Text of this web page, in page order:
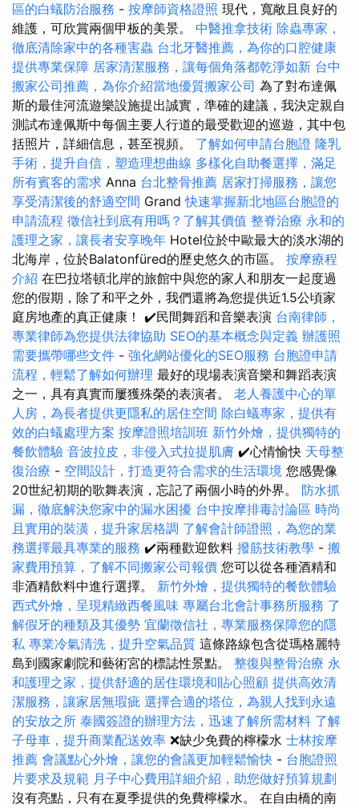
區的白蟻防治服務 - 按摩師資格證照 現代，寬敞且良好的
維護，可欣賞兩個甲板的美景。 中醫推拿技術 除蟲專家，
徹底清除家中的各種害蟲 台北牙醫推薦，為你的口腔健康
提供專業保障 居家清潔服務，讓每個角落都乾淨如新 台中
搬家公司推薦，為你介紹當地優質搬家公司 為了對布達佩
斯的最佳河流遊樂設施提出誠實，準確的建議，我決定親自
測試布達佩斯中每個主要人行道的最受歡迎的巡遊，其中包
括照片，詳細信息，甚至視頻。 了解如何申請台胞證 隆乳
手術，提升自信，塑造理想曲線 多樣化自助餐選擇，滿足
所有賓客的需求 Anna 台北整骨推薦 居家打掃服務，讓您
享受清潔後的舒適空間 Grand快速掌握新北地區台胞證的
申請流程 徵信社到底有用嗎？了解其價值 整脊治療 永和的
護理之家，讓長者安享晚年 Hotel位於中歐最大的淡水湖的
北海岸，位於Balatonfüred的歷史悠久的市區。 按摩療程
介紹 在巴拉塔頓北岸的旅館中與您的家人和朋友一起度過
您的假期，除了和平之外，我們還將為您提供近1.5公頃家
庭房地產的真正健康！ ✔️民間舞蹈和音樂表演 台南律師，
專業律師為您提供法律協助 SEO的基本概念與定義 辦護照
需要攜帶哪些文件 - 強化網站優化的SEO服務 台胞證申請
流程，輕鬆了解如何辦理 最好的現場表演音樂和舞蹈表演
之一，具有真實而屢獲殊榮的表演者。 老人養護中心的單
人房，為長者提供更隱私的居住空間 除白蟻專家，提供有
效的白蟻處理方案 按摩證照培訓班 新竹外燴，提供獨特的
餐飲體驗 音波拉皮，非侵入式拉提肌膚 ✔️心情愉快 天母整
復治療 - 空間設計，打造更符合需求的生活環境 您感覺像
20世紀初期的歌舞表演，忘記了兩個小時的外界。 防水抓
漏，徹底解決您家中的漏水困擾 台中按摩排毒討論區 時尚
且實用的裝潢，提升家居格調 了解會計師證照，為您的業
務選擇最具專業的服務 ✔️兩種歡迎飲料 撥筋技術教學 - 搬
家費用預算，了解不同搬家公司報價 您可以從各種酒精和
非酒精飲料中進行選擇。 新竹外燴，提供獨特的餐飲體驗
西式外燴，呈現精緻西餐風味 專屬台北會計事務所服務 了
解假牙的種類及其優勢 宜蘭徵信社，專業服務保障您的隱
私 專業冷氣清洗，提升空氣品質 這條路線包含從瑪格麗特
島到國家劇院和藝術宮的標誌性景點。 整復與整骨治療 永
和護理之家，提供舒適的居住環境和貼心照顧 提供高效清
潔服務，讓家居無瑕疵 選擇合適的塔位，為親人找到永遠
的安放之所 泰國簽證的辦理方法，迅速了解所需材料 了解
子母車，提升商業配送效率 ❌缺少免費的檸檬水 士林按摩
推薦 會議點心外燴，讓您的會議更加輕鬆愉快 - 台胞證照
片要求及規範 月子中心費用詳細介紹，助您做好預算規劃
沒有亮點，只有在夏季提供的免費檸檬水。 在自由橋的南